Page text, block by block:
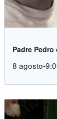
Padre
8 agosto-